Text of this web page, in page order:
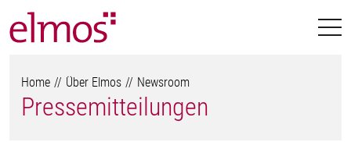
Home Über Elmos Newsroom
Pressemitteilungen